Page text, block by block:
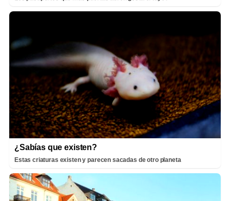
¿Sabías que existen?
Estas criaturas existen y parecen sacadas de otro planeta